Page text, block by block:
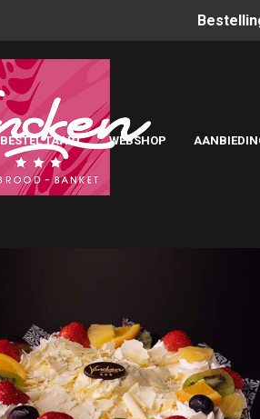
BESTEL TAART WEBSHOP